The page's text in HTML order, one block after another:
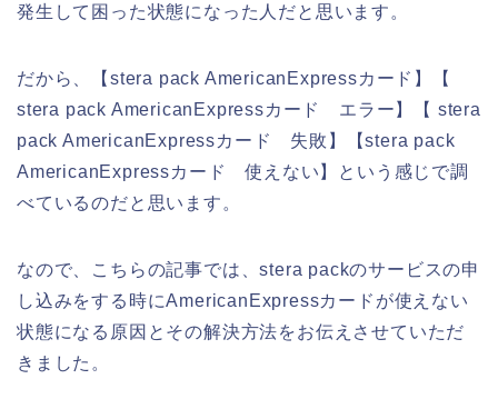
発生して困った状態になった人だと思います。
だから、【stera pack AmericanExpressカード】【
stera pack AmericanExpressカード エラー】【 stera
pack AmericanExpressカード 失敗】【stera pack
AmericanExpressカード 使えない】という感じで調
べているのだと思います。
なので、こちらの記事では、stera packのサービスの申
し込みをする時にAmericanExpressカードが使えない
状態になる原因とその解決方法をお伝えさせていただ
きました。